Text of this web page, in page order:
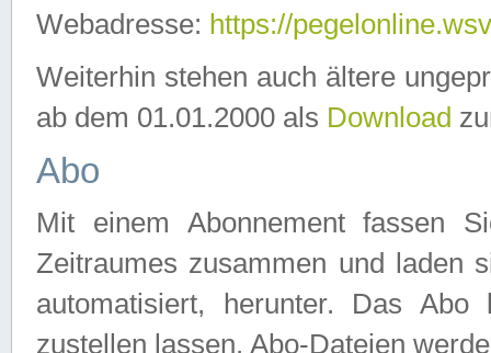
Webadresse: https://
Weiterhin stehen auch ältere
ab dem 01.01.2000 als Download
Abo
Mit einem Abonnement fassen
Zeitraumes zusammen und laden
automatisiert, herunter. Das
zustellen lassen. Abo-Dateien